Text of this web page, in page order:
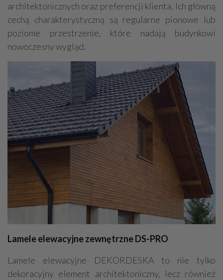
architektonicznych oraz preferencji klienta. Ich główną
cechą charakterystyczną są regularne pionowe lub
poziome przestrzenie, które nadają budynkowi
nowoczesny wygląd.
Lamele elewacyjne zewnętrzne DS-PRO
Lamele elewacyjne DEKORDESKA to nie tylko
dekoracyjny element architektoniczny, lecz również